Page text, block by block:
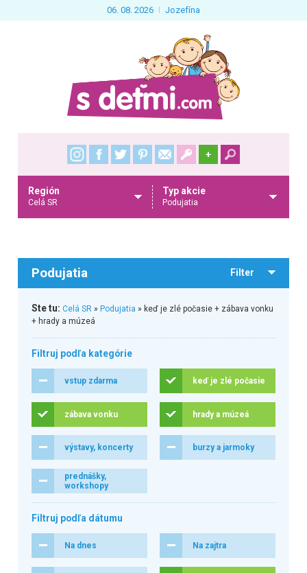
06. 08. 2026 Jozefína
+
Región
Celá SR
Typ akcie
Podujatia
Podujatia Filter
Ste tu: Celá SR» Podujatia » keď je zlé počasie + zábava vonku
+ hrady a múzeá
Filtruj podľa kategórie
vstup zdarma keď je zlé počasie
zábava vonku hrady a múzeá
výstavy, koncerty burzy a jarmoky
prednášky,
workshopy
Filtruj podľa dátumu
Na dnes Na zajtra